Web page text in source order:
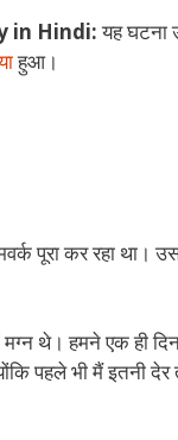
in Hindi:यह घटना
हुआ।
पूरा कर रहा
थे। हमने एक ही दिन
पहले भी मैं इतनी